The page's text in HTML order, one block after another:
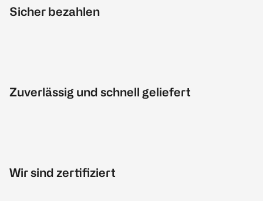
Sicher bezahlen
Zuverlässig und schnell geliefert
Wir sind zertifiziert